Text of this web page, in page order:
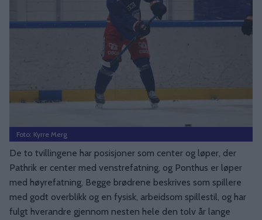
Foto: Kyrre Merg
De to tvillingene har posisjoner som center og løper, der
Pathrik er center med venstrefatning, og Ponthus er løper
med høyrefatning, Begge brødrene beskrives som spillere
med godt overblikk og en fysisk, arbeidsom spillestil, og har
fulgt hverandre gjennom nesten hele den tolv år lange